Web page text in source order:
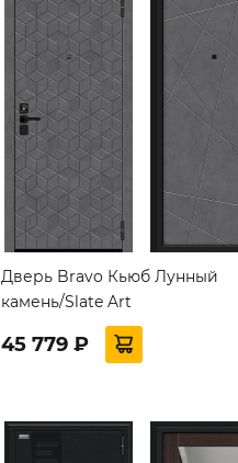
Дверь Bravo Кьюб Лунный
камень/Slate Art
45 779 ₽